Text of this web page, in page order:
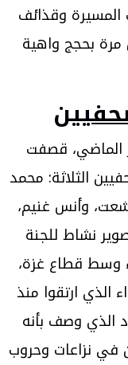
المسيرة وقذائف
مرة بحجج واهية
الماضي، قصفت
الثلاثة: محمد
وأنس غنيم،
نشاط للجنة
وسط قطاع غزة،
الذي ارتقوا منذ
العدد الذي وصف بأنه
في نزاعات وحروب